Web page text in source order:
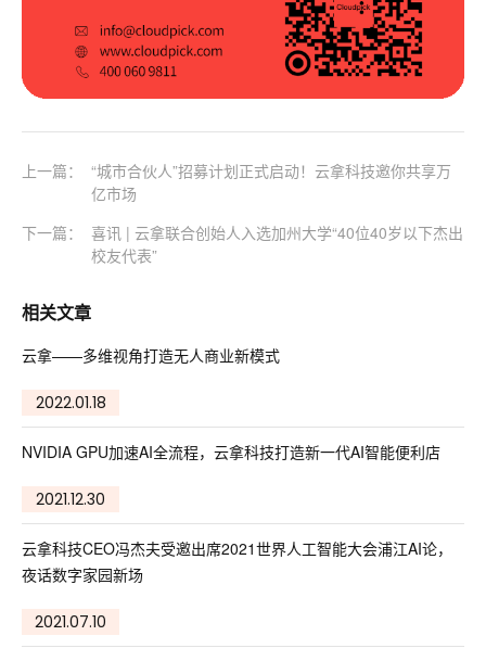
上一篇：
“城市合伙人”招募计划正式启动！云拿科技邀你共享万
亿市场
下一篇：
喜讯 | 云拿联合创始人入选加州大学“40位40岁以下杰出
校友代表”
相关文章
云拿——多维视角打造无人商业新模式
2022.01.18
NVIDIA GPU加速AI全流程，云拿科技打造新一代AI智能便利店
2021.12.30
云拿科技CEO冯杰夫受邀出席2021世界人工智能大会浦江AI论，
夜话数字家园新场
2021.07.10